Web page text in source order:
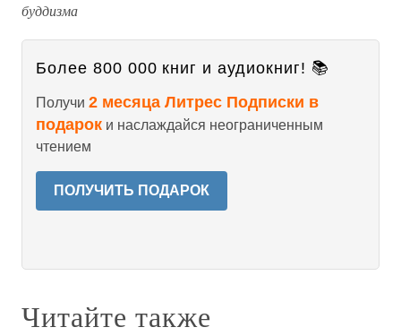
буддизма
Более 800 000 книг и аудиокниг! 📚
Получи 2 месяца Литрес Подписки в
подарок и наслаждайся неограниченным
чтением
ПОЛУЧИТЬ ПОДАРОК
Читайте также